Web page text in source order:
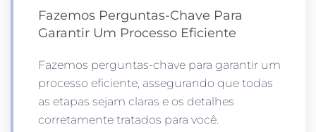
Fazemos Perguntas-Chave Para
Garantir Um Processo Eficiente
Fazemos perguntas-chave para garantir um
processo eficiente, assegurando que todas
as etapas sejam claras e os detalhes
corretamente tratados para você.